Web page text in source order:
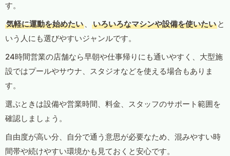
す。
気軽に運動を始めたい 、 いろいろなマシンや設備を使いたい と
いう人にも選びやすいジャンルです。
24時間営業の店舗なら早朝や仕事帰りにも通いやすく、大型施
設ではプールやサウナ、スタジオなどを使える場合もありま
す。
選ぶときは設備や営業時間、料金、スタッフのサポート範囲を
確認しましょう。
自由度が高い分、自分で通う意思が必要なため、混みやすい時
間帯や続けやすい環境かも見ておくと安心です。